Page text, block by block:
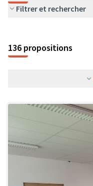
Filtrer et rechercher
136 propositions